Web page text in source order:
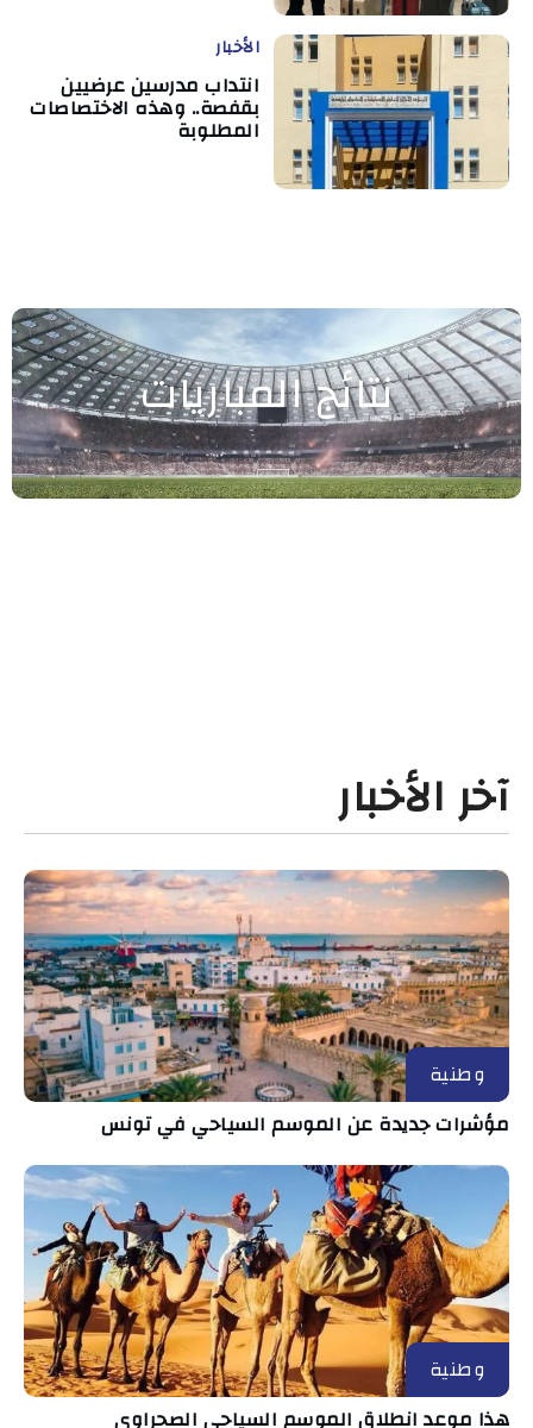
الأخبار
انتداب مدرسين عرضيين
بقفصة.. وهذه الاختصاصات
المطلوبة
نتائج المباريات
آخر الأخبار
وطنية
مؤشرات جديدة عن الموسم السياحي في تونس
وطنية
هذا موعد انطلاق الموسم السياحي الصحراوي